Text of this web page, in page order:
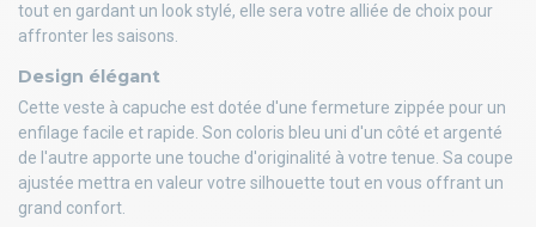
tout en gardant un look stylé, elle sera votre alliée de choix pour
affronter les saisons.
Design élégant
Cette veste à capuche est dotée d'une fermeture zippée pour un
enfilage facile et rapide. Son coloris bleu uni d'un côté et argenté
de l'autre apporte une touche d'originalité à votre tenue. Sa coupe
ajustée mettra en valeur votre silhouette tout en vous offrant un
grand confort.